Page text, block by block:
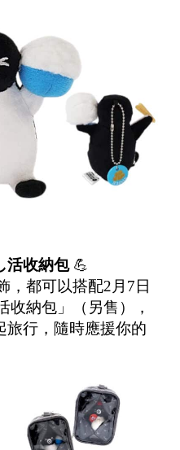
活收納包💪
，都可以搭配2月7日
收納包」（另售），
旅行，隨時應援你的